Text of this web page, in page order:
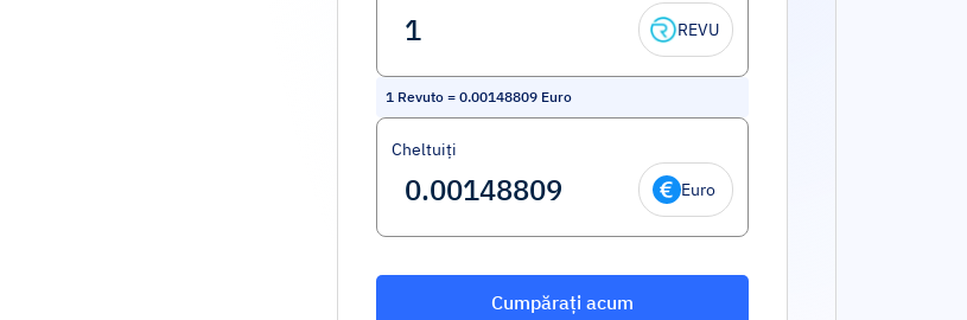
REVU
1 Revuto = 0.00148809 Euro
Cheltuiți
Euro
Cumpărați acum